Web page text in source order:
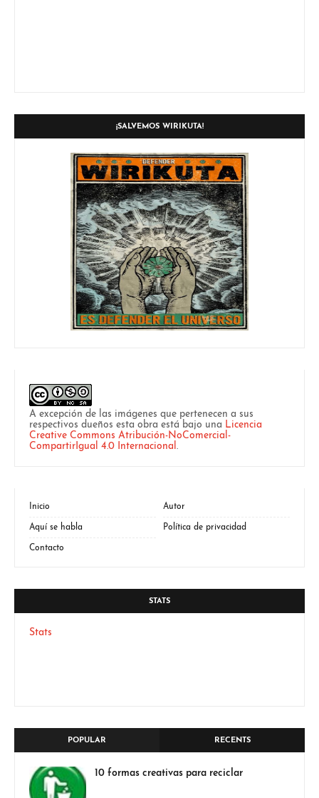
¡SALVEMOS WIRIKUTA!
A excepción de las imágenes que pertenecen a sus
respectivos dueños esta obra está bajo una Licencia
Creative Commons Atribución-NoComercial-
CompartirIgual 4.0 Internacional.
Inicio Autor
Aquí se habla Política de privacidad
Contacto
STATS
Stats
POPULAR RECENTS
10 formas creativas para reciclar